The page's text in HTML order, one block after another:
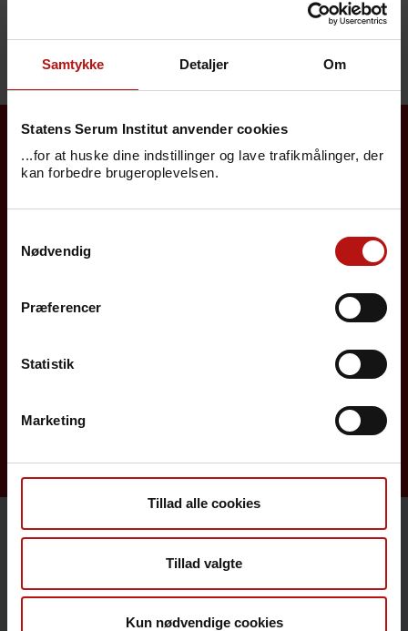
Samtykke Detaljer Om
Statens Serum Institut anvender cookies
...for at huske dine indstillinger og lave trafikmålinger, der
kan forbedre brugeroplevelsen.
Nødvendig
Præferencer
Statistik
Marketing
Tillad alle cookies
Tillad valgte
Kun nødvendige cookies
Borgere
Det danske børnevaccinationsprogram
Influenzavaccination
Screening for medfødte sygdomme
MiBa, HAIBA og det digitale infektionsberedskab
Sundhedsfaglige